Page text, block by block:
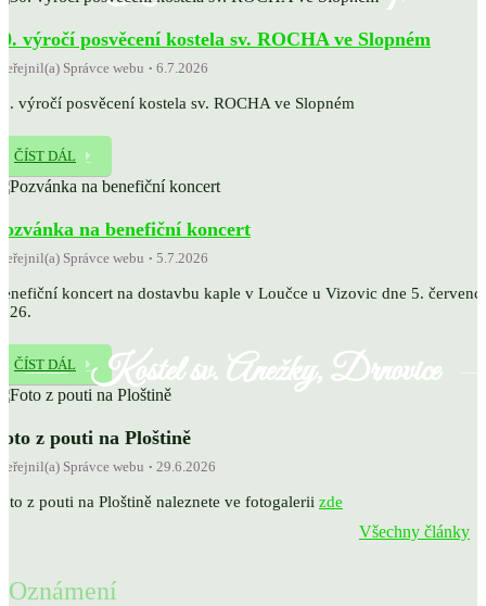
Kostel sv. Anežky, Drnovice
výročí posvěcení kostela sv. ROCHA ve Slopném
Správce webu 6.7.2026
výročí posvěcení kostela sv. ROCHA ve Slopném
ČÍST DÁL
na benefiční koncert
Správce webu 5.7.2026
koncert na dostavbu kaple v Loučce u Vizovic dne 5.
ČÍST DÁL
z pouti na Ploštině
Správce webu 29.6.2026
z pouti na Ploštině naleznete ve fotogalerii zde
Všechny články
Oznámení